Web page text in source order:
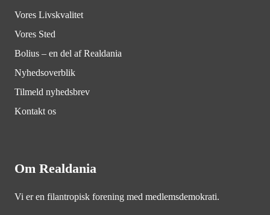
Vores Livskvalitet
Vores Sted
Bolius – en del af Realdania
Nyhedsoverblik
Tilmeld nyhedsbrev
Kontakt os
Om Realdania
Vi er en filantropisk forening med medlemsdemokrati.